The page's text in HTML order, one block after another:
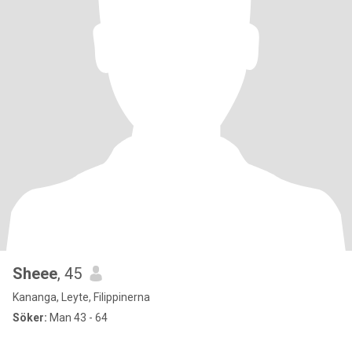
Sheee, 45
Kananga, Leyte, Filippinerna
Söker: Man 43 - 64